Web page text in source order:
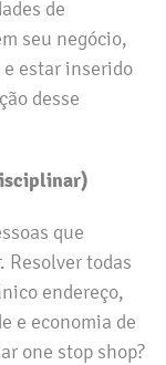
de
seu negócio,
estar inserido
desse
que
Resolver todas
endereço,
e economia de
one stop shop?